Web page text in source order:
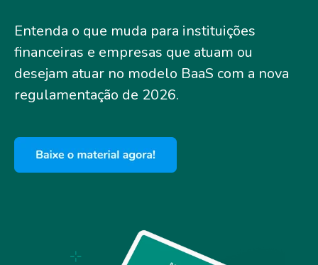
Entenda o que muda para instituições
financeiras e empresas que atuam ou
desejam atuar no modelo BaaS com a nova
regulamentação de 2026.